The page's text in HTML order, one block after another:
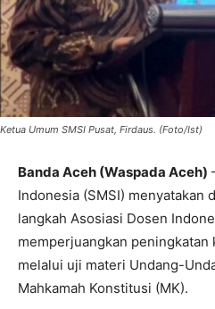
Ketua Umum SMSI Pusat, Firdaus. (Foto/Ist)
Banda Aceh (Waspada Aceh)
Indonesia (SMSI) menyatakan
langkah Asosiasi Dosen
memperjuangkan peningkatan
melalui uji materi Undang-
Mahkamah Konstitusi (MK).